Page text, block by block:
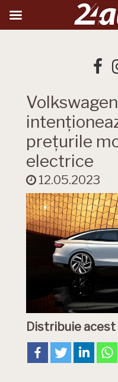
prețurile
electrice
12.05.2023
Distribuie